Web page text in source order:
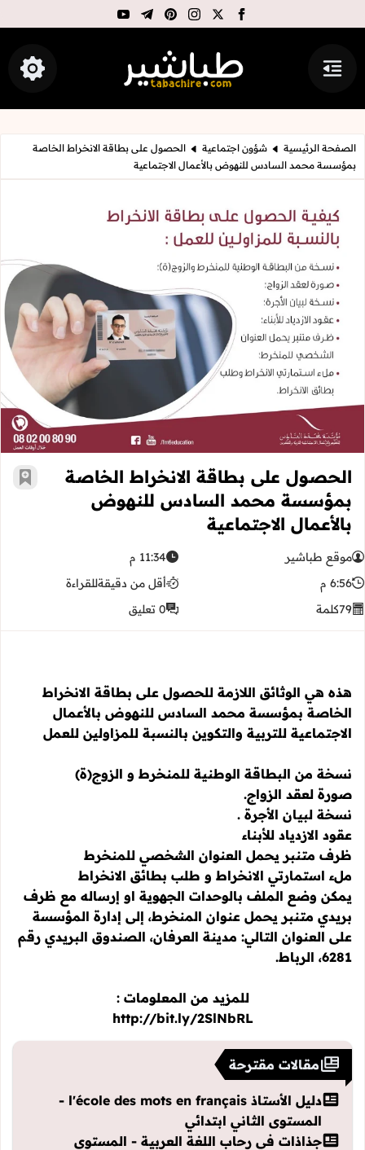
facebook
x
instagram
pinterest
telegram
youtube
القائمة طباشير إظهار
الصفحة الرئيسية شؤون اجتماعية
الحصول على بطاقة الانخراط الخاصة
بمؤسسة محمد السادس للنهوض بالأعمال الاجتماعية
الحصول على بطاقة الانخراط
الحصول على بطاقة الانخراط الخاصة
بمؤسسة محمد السادس للنهوض
بالأعمال الاجتماعية
أضف
موقع طباشير
11:34 م
6:56 م
أقل من دقيقةللقراءة
79كلمة 0 تعليق
هذه هي الوثائق اللازمة للحصول على بطاقة الانخراط
الخاصة بمؤسسة محمد السادس للنهوض بالأعمال
الاجتماعية للتربية والتكوين بالنسبة للمزاولين للعمل
نسخة من البطاقة الوطنية للمنخرط و الزوج(ة)
صورة لعقد الزواج.
نسخة لبيان الأجرة .
عقود الازدياد للأبناء
ظرف متنبر يحمل العنوان الشخصي للمنخرط
ملء استمارتي الانخراط و طلب بطائق الانخراط
يمكن وضع الملف بالوحدات الجهوية او إرساله مع ظرف
بريدي متنبر يحمل عنوان المنخرط، إلى إدارة المؤسسة
على العنوان التالي: مدينة العرفان، الصندوق البريدي رقم
6281، الرباط.
للمزيد من المعلومات :
http://bit.ly/2SlNbRL
مقالات مقترحة
دليل الأستاذ l'école des mots en français -
المستوى الثاني ابتدائي
جذاذات في رحاب اللغة العربية - المستوى